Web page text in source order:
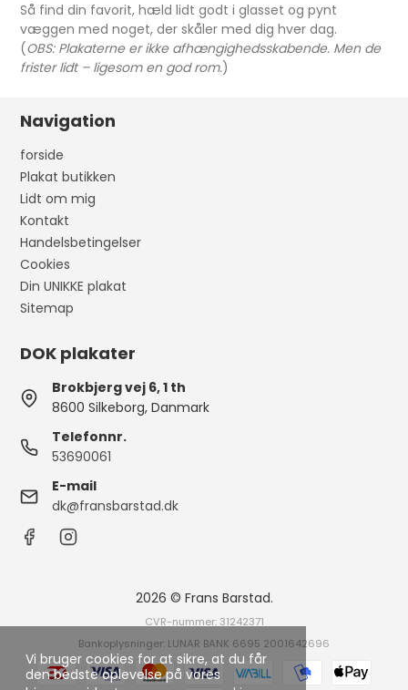
Vi bruger cookies for at sikre, at du får
den bedste oplevelse på vores
Så find din favorit, hæld lidt godt i glasset og pynt
væggen med noget, der skåler med dig hver dag.
(OBS: Plakaterne er ikke afhængighedsskabende. Men de
frister lidt – ligesom en god rom.)
Navigation
forside
Plakat butikken
Lidt om mig
Kontakt
Handelsbetingelser
Cookies
Din UNIKKE plakat
Sitemap
DOK plakater
Brokbjerg vej 6, 1 th
8600 Silkeborg, Danmark
Telefonnr.
53690061
E-mail
dk@fransbarstad.dk
2026 © Frans Barstad.
CVR-nummer: 31242371
Bankoplysninger: LUNAR BANK 6695 2001642696